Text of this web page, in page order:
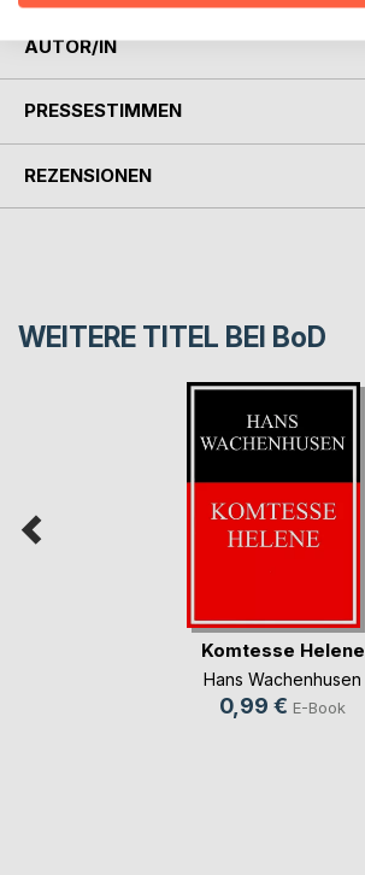
AUTOR/IN
PRESSESTIMMEN
REZENSIONEN
WEITERE TITEL BEI BoD
Komtesse Helene
Hans Wachenhusen
0,99 € E-Book